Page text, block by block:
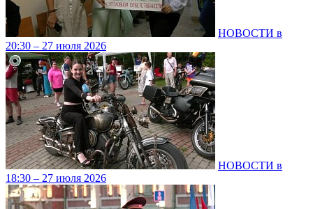
НОВОСТИ в
20:30 – 27 июля 2026
НОВОСТИ в
18:30 – 27 июля 2026